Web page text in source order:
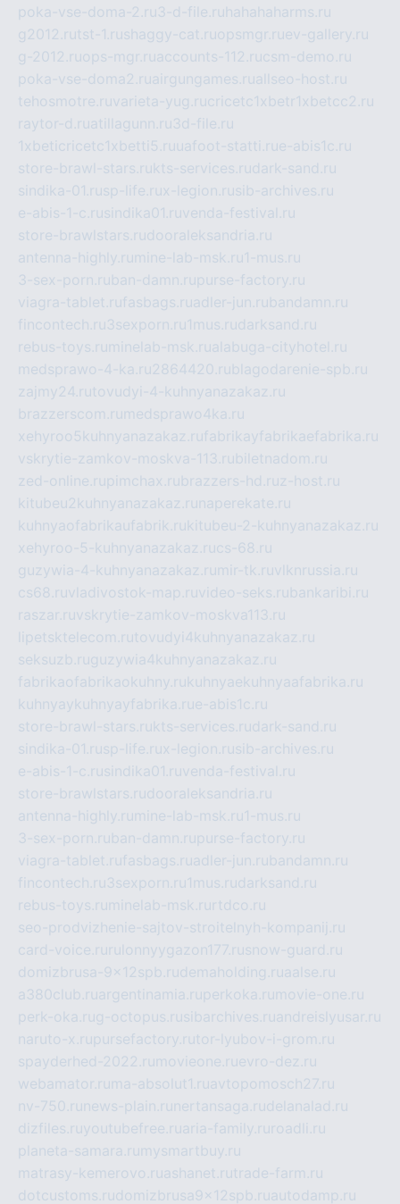
poka-vse-doma-2.ru3-d-file.ru hahahaharms.ru
g2012.rutst-1.rushaggy-cat.ruopsmgr.ruev-gallery.ru
g-2012.ruops-mgr.ruaccounts-112.rucsm-demo.ru
poka-vse-doma2.ruairgungames.ruallseo-host.ru
tehosmotre.ruvarieta-yug.rucricetc1xbetr1xbetcc2.ru
raytor-d.ruatillagunn.ru3d-file.ru
1xbeticricetc1xbetti5.ruuafoot-statti.rue-abis1c.ru
store-brawl-stars.rukts-services.rudark-sand.ru
sindika-01.rusp-life.rux-legion.rusib-archives.ru
e-abis-1-c.rusindika01.ruvenda-festival.ru
store-brawlstars.rudooraleksandria.ru
antenna-highly.ru mine-lab-msk.ru1-mus.ru
3-sex-porn.ruban-damn.rupurse-factory.ru
viagra-tablet.rufasbags.ruadler-jun.rubandamn.ru
fincontech.ru3sexporn.ru1mus.rudarksand.ru
rebus-toys.ru minelab-msk.rualabuga-cityhotel.ru
medsprawo-4-ka.ru2864420.rublagodarenie-spb.ru
zajmy24.rutovudyi-4-kuhnyanazakaz.ru
brazzerscom.ru medsprawo4ka.ru
xehyroo5kuhnyanazakaz.rufabrikayfabrikaefabrika.ru
vskrytie-zamkov-moskva-113.rubiletnadom.ru
zed-online.rupimchax.rubrazzers-hd.ruz-host.ru
kitubeu2kuhnyanazakaz.ru naperekate.ru
kuhnyaofabrikaufabrik.rukitubeu-2-kuhnyanazakaz.ru
xehyroo-5-kuhnyanazakaz.rucs-68.ru
guzywia-4-kuhnyanazakaz.ru mir-tk.ruvlknrussia.ru
cs68.ruvladivostok-map.ruvideo-seks.rubankaribi.ru
raszar.ruvskrytie-zamkov-moskva113.ru
lipetsktelecom.rutovudyi4kuhnyanazakaz.ru
seksuzb.ruguzywia4kuhnyanazakaz.ru
fabrikaofabrikaokuhny.rukuhnyaekuhnyaafabrika.ru
kuhnyaykuhnyayfabrika.rue-abis1c.ru
store-brawl-stars.rukts-services.rudark-sand.ru
sindika-01.rusp-life.rux-legion.rusib-archives.ru
e-abis-1-c.rusindika01.ruvenda-festival.ru
store-brawlstars.rudooraleksandria.ru
antenna-highly.ru mine-lab-msk.ru1-mus.ru
3-sex-porn.ruban-damn.rupurse-factory.ru
viagra-tablet.rufasbags.ruadler-jun.rubandamn.ru
fincontech.ru3sexporn.ru1mus.rudarksand.ru
rebus-toys.ru minelab-msk.ru rtdco.ru
seo-prodvizhenie-sajtov-stroitelnyh-kompanij.ru
card-voice.ru rulonnyygazon177.rusnow-guard.ru
domizbrusa-9x12spb.rudemaholding.ruaalse.ru
a380club.ruargentinamia.ruperkoka.ru movie-one.ru
perk-oka.rug-octopus.rusibarchives.ruandreislyusar.ru
naruto-x.rupursefactory.rutor-lyubov-i-grom.ru
spayderhed-2022.ru movieone.ruevro-dez.ru
webamator.ru ma-absolut1.ruavtopomosch27.ru
nv-750.ru news-plain.ru nertansaga.rudelanalad.ru
dizfiles.ruyoutubefree.ruaria-family.ru roadli.ru
planeta-samara.ru mysmartbuy.ru
matrasy-kemerovo.ruashanet.rutrade-farm.ru
dotcustoms.rudomizbrusa9x12spb.ruautodamp.ru